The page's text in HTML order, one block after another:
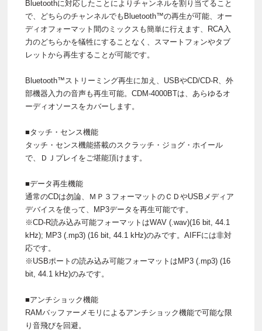
Bluetoothに対応したことによりチャンネルを割り当てること
で、どちらのチャンネルでもBluetooth™の再生が可能、オー
ディオフォーマット間のミックスも簡単に行えます、RCA入
力のどちらかを犠牲にすることなく、スマートフォンやタブ
レットから再生することが可能です。
Bluetooth™ストリーミング再生に加え、USBやCD/CD-R、外
部機器入力の音声も再生可能。CDM-4000BTは、あらゆるオ
ーディオソースをカバーします。
■タッチ・センス機能
タッチ・センス機能搭載のスクラッチ・ジョグ・ホイール
で、ＤＪプレイをご堪能頂けます。
■データ再生機能
通常のCDは勿論、ＭＰ３フォーマットのＣＤやUSBメディア
デバイスを使って、MP3データを再生可能です。
※CD-R読み込み可能フォーマットはWAV (.wav)(16 bit, 44.1
kHz); MP3 (.mp3) (16 bit, 44.1 kHz)のみです。AIFFには非対
応です。
※USBポートの読み込み可能フォーマットはMP3 (.mp3) (16
bit, 44.1 kHz)のみです。
■アンチショック機能
RAMバッファーメモリによるアンチショック機能で可能な限
り音飛びを回避。